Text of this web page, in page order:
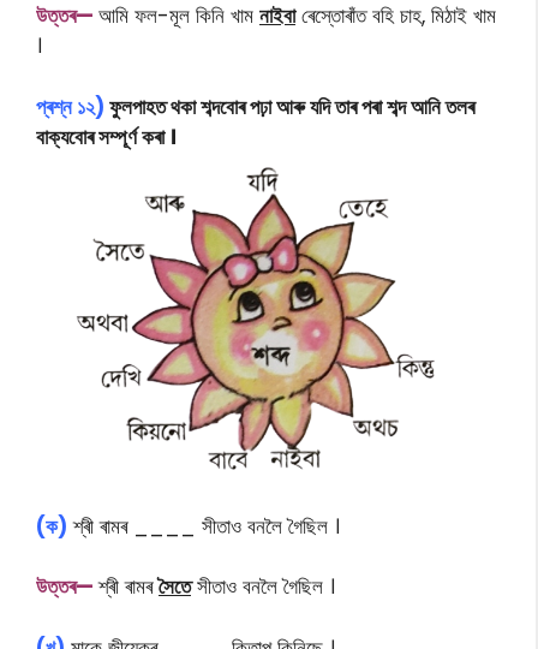
উত্তৰ— আমি ফল-মূল কিনি খাম নাইবাৰেস্তোৰাঁত বহি চাহ, মিঠাই খাম
।
প্ৰশ্ন ১২) ফুলপাহত থকা শব্দবোৰ পঢ়া আৰু যদি তাৰ পৰা শব্দ আনি তলৰ
বাক্যবোৰ সম্পূৰ্ণ কৰা ।
(ক) শ্ৰী ৰামৰ ____ সীতাও বনলৈ গৈছিল ।
উত্তৰ—শ্ৰী ৰামৰসৈতেসীতাও বনলৈ গৈছিল ।